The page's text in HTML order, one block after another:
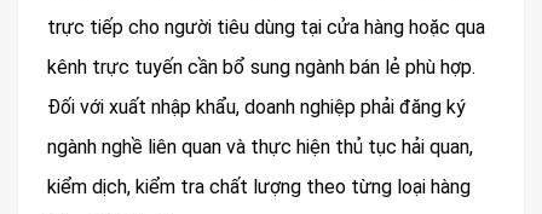
trực tiếp cho người tiêu dùng tại cửa hàng hoặc qua
kênh trực tuyến cần bổ sung ngành bán lẻ phù hợp.
Đối với xuất nhập khẩu, doanh nghiệp phải đăng ký
ngành nghề liên quan và thực hiện thủ tục hải quan,
kiểm dịch, kiểm tra chất lượng theo từng loại hàng